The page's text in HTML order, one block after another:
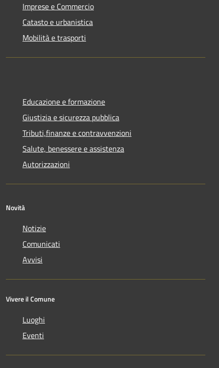
Imprese e Commercio
Catasto e urbanistica
Mobilità e trasporti
Educazione e formazione
Giustizia e sicurezza pubblica
Tributi,finanze e contravvenzioni
Salute, benessere e assistenza
Autorizzazioni
Novità
Notizie
Comunicati
Avvisi
Vivere il Comune
Luoghi
Eventi